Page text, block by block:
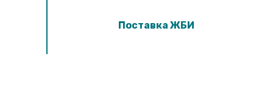
Поставка ЖБИ